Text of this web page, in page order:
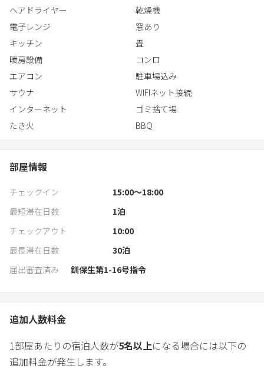
ヘアドライヤー
乾燥機
電子レンジ
窓あり
キッチン
畳
暖房設備
コンロ
エアコン
駐車場込み
サウナ
WIFIネット接続
インターネット
ゴミ捨て場
たき火
BBQ
部屋情報
チェックイン
15:00〜18:00
最短滞在日数
1泊
チェックアウト
10:00
最長滞在日数
30泊
届出審査済み
釧保生第1-16号指令
追加人数料金
1部屋あたりの宿泊人数が5名以上になる場合には以下の
追加料金が発生します。